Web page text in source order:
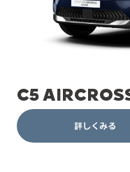
C5
詳しくみ